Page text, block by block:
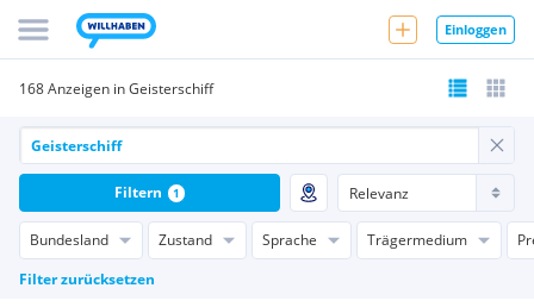
Einloggen
168 Anzeigen in Geisterschiff
Bundesland Zustand Sprache Trägermedium
Filter zurücksetzen
Filtern 1